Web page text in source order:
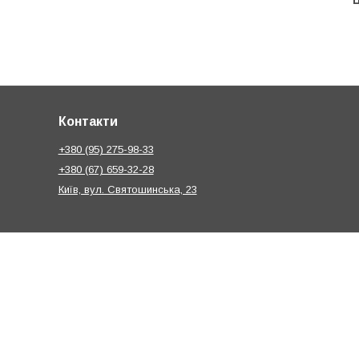
Контакти
+380 (95) 275-98-33
+380 (67) 659-32-28
Київ, вул. Святошинська, 23